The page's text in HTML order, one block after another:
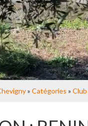
» Catégories » Club